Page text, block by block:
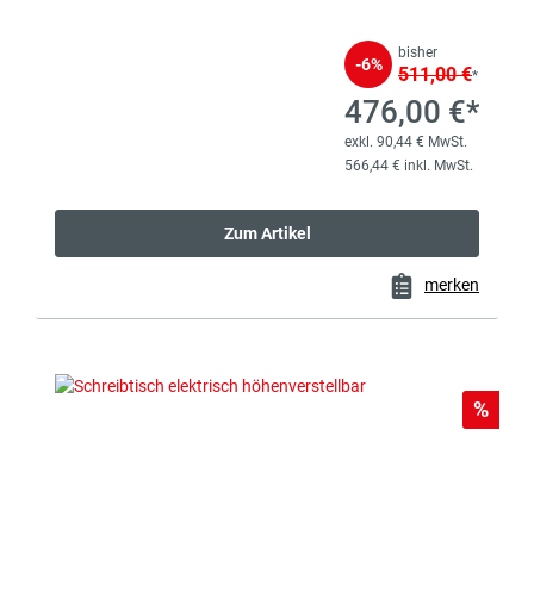
-6%
bisher
511,00 €*
476,00 €*
exkl. 90,44 € MwSt.
566,44 € inkl. MwSt.
Zum Artikel
merken
Rabatt
%